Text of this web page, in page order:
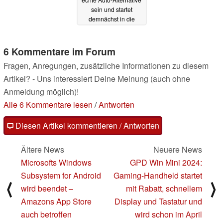
sein und startet
demnächst in die
6 Kommentare im Forum
Fragen, Anregungen, zusätzliche Informationen zu diesem
Artikel? - Uns interessiert Deine Meinung (auch ohne
Anmeldung möglich)!
Alle 6 Kommentare lesen /Antworten
Diesen Artikel kommentieren / Antworten
⟨
Ältere News
Microsofts Windows
Subsystem for Android
wird beendet –
Amazons App Store
auch betroffen
Neuere News
GPD Win Mini 2024:
Gaming-Handheld startet
mit Rabatt, schnellem
Display und Tastatur und
wird schon im April
⟩